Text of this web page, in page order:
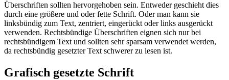
Überschriften sollten hervorgehoben sein. Entweder geschieht dies
durch eine größere und oder fette Schrift. Oder man kann sie
linksbündig zum Text, zentriert, eingerückt oder links ausgerückt
verwenden. Rechtsbündige Überschriften eignen sich nur bei
rechtsbündigem Text und sollten sehr sparsam verwendet werden,
da rechtsbündig gesetzter Text schwerer zu lesen ist.
Grafisch gesetzte Schrift